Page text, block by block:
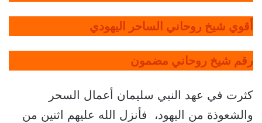
أقوي شيخ روحاني الساحر اليهودي
رقم شيخ روحاني مضمون
كثرت في عهد النبي سليمان أعمال السحر
والشعوذة من اليهود، فأنزل الله عليهم اثنين من